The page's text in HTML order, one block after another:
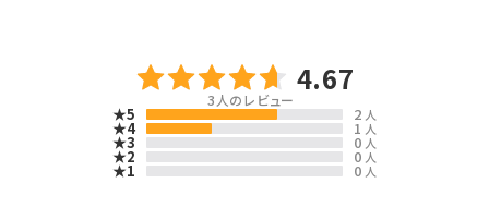
4.67
3 人のレビュー
★5 2 人
★4 1 人
★3 0 人
★2 0 人
★1 0 人